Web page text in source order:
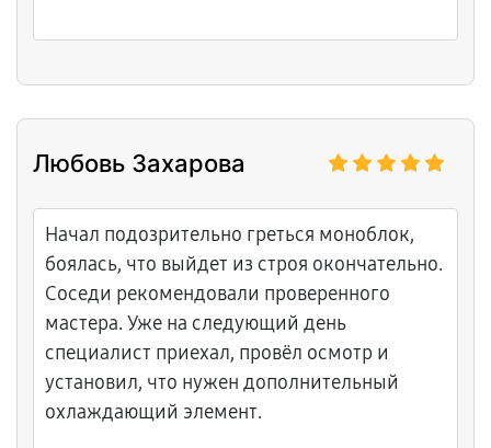
Любовь Захарова
Начал подозрительно греться моноблок,
боялась, что выйдет из строя окончательно.
Соседи рекомендовали проверенного
мастера. Уже на следующий день
специалист приехал, провёл осмотр и
установил, что нужен дополнительный
охлаждающий элемент.